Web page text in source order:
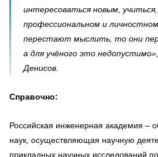
интересоваться новым,
профессиональном и
перестают мыслить, то они
а для учёного это
Денисов.
Справочно:
Российская инженерная академия –
наук, осуществляющая научную
прикладных научных исследований